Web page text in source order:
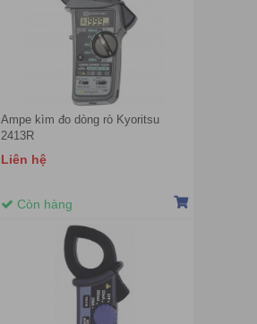
Ampe kìm đo dòng rò Kyoritsu
2413R
Liên hệ
Còn hàng